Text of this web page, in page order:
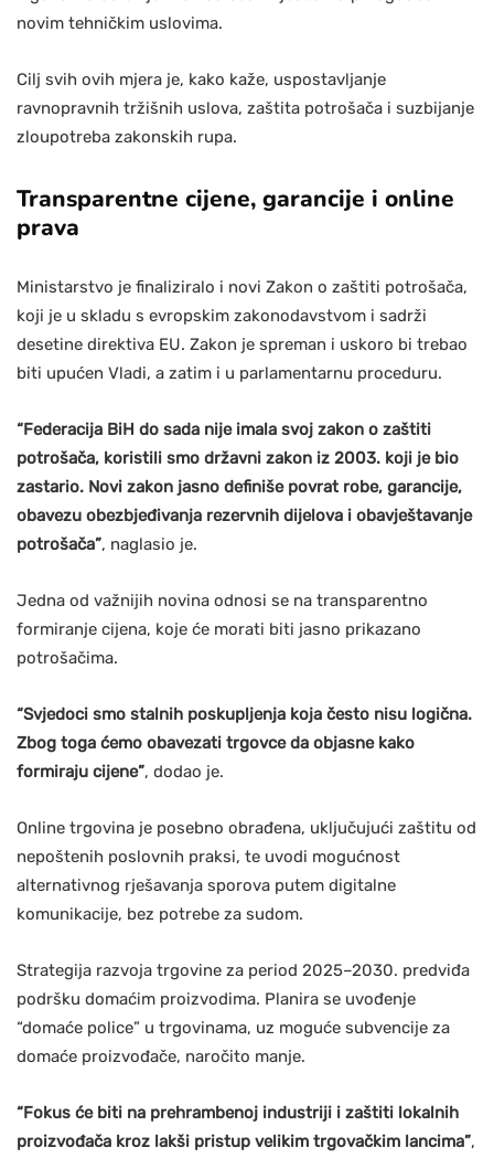
novim tehničkim uslovima.
Cilj svih ovih mjera je, kako kaže, uspostavljanje
ravnopravnih tržišnih uslova, zaštita potrošača i suzbijanje
zloupotreba zakonskih rupa.
Transparentne cijene, garancije i online
prava
Ministarstvo je finaliziralo i novi Zakon o zaštiti potrošača,
koji je u skladu s evropskim zakonodavstvom i sadrži
desetine direktiva EU. Zakon je spreman i uskoro bi trebao
biti upućen Vladi, a zatim i u parlamentarnu proceduru.
“Federacija BiH do sada nije imala svoj zakon o zaštiti
potrošača, koristili smo državni zakon iz 2003. koji je bio
zastario. Novi zakon jasno definiše povrat robe, garancije,
obavezu obezbjeđivanja rezervnih dijelova i obavještavanje
potrošača”, naglasio je.
Jedna od važnijih novina odnosi se na transparentno
formiranje cijena, koje će morati biti jasno prikazano
potrošačima.
“Svjedoci smo stalnih poskupljenja koja često nisu logična.
Zbog toga ćemo obavezati trgovce da objasne kako
formiraju cijene”, dodao je.
Online trgovina je posebno obrađena, uključujući zaštitu od
nepoštenih poslovnih praksi, te uvodi mogućnost
alternativnog rješavanja sporova putem digitalne
komunikacije, bez potrebe za sudom.
Strategija razvoja trgovine za period 2025–2030. predviđa
podršku domaćim proizvodima. Planira se uvođenje
“domaće police” u trgovinama, uz moguće subvencije za
domaće proizvođače, naročito manje.
“Fokus će biti na prehrambenoj industriji i zaštiti lokalnih
proizvođača kroz lakši pristup velikim trgovačkim lancima”,